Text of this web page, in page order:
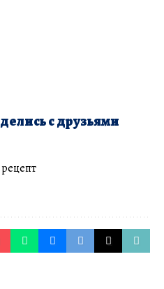
с друзьями